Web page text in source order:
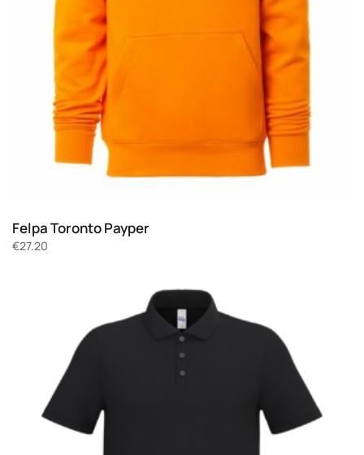
Felpa Toronto Payper
€27.20